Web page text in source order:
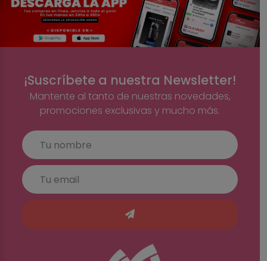
¡Suscríbete a nuestra Newsletter!
Mantente al tanto de nuestras novedades,
promociones exclusivas y mucho más.